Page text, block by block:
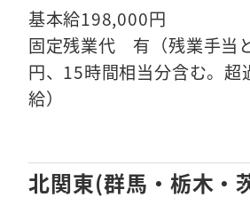
基本給198,000円
固定残業代 有（残業手当
円、15時間相当分含む。超
給）
北関東(群馬・栃木・